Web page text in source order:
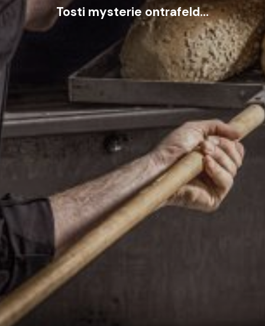
Tosti mysterie ontrafeld…